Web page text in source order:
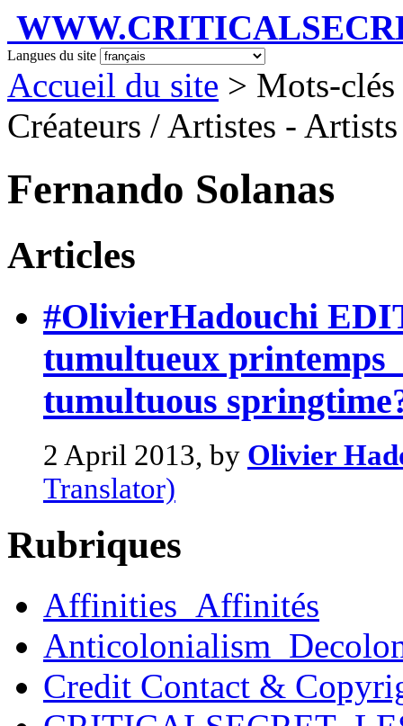
Langues du site
Accueil du site > Mots-
Créateurs / Artistes -
Fernando Solanas
Articles
#OlivierHadouchi
tumultueux printemps
tumultuous
2 April 2013, by Olivier
Translator)
Rubriques
Affinities_Affinités
Credit Contact &